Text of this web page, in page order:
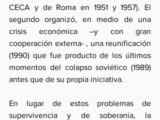
CECA y de Roma en 1951 y 1957). El
segundo organizó, en medio de una
crisis económica –y con gran
cooperación externa- , una reunificación
(1990) que fue producto de los últimos
momentos del colapso soviético (1989)
antes que de su propia iniciativa.
En lugar de estos problemas de
supervivencia y de soberanía, la